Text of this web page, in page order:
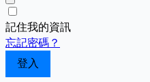
記住我的資訊
忘記密碼？